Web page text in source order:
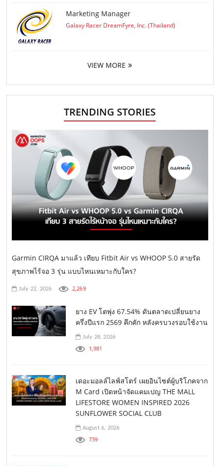
Marketing Manager
Galaxy Racer DreamFyre, Inc. (Thailand)
VIEW MORE
TRENDING STORIES
Garmin CIRQA มาแล้ว เทียบ Fitbit Air vs WHOOP 5.0 สายรัด
สุขภาพไร้จอ 3 รุ่น แบบไหนเหมาะกับใคร?
July 22, 2026 2,269
ยาง EV โตพุ่ง 67.54% ดันตลาดเปลี่ยนยาง
ครึ่งปีแรก 2569 คึกคัก หลังครบวงรอบใช้งาน
July 28, 2026
1,981
เดอะมอลล์ไลฟ์สโตร์ เผยอินไซต์ผู้บริโภคจาก
M Card เปิดหน้าจัดแคมเปญ THE MALL
LIFESTORE WOMEN INSPIRED 2026
SUNFLOWER SOCIAL CLUB
August 6, 2026
739